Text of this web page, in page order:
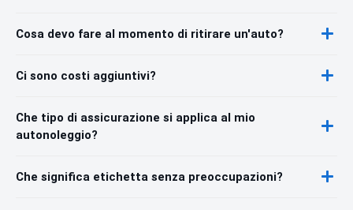
Cosa devo fare al momento di ritirare un'auto?
Ci sono costi aggiuntivi?
Che tipo di assicurazione si applica al mio
autonoleggio?
Che significa etichetta senza preoccupazioni?